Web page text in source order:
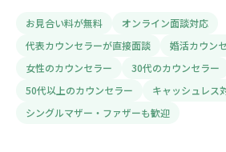
お見合い料が無料
オンライン面談対応
代表カウンセラーが直接面談
婚活カウン
女性のカウンセラー
30代のカウンセラー
50代以上のカウンセラー
キャッシュレス
シングルマザー・ファザーも歓迎